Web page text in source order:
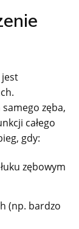
jest
zęba,
całego
gdy:
zębowym
(np. bardzo